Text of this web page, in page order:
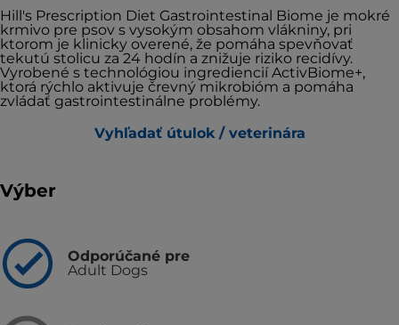
Hill's Prescription Diet Gastrointestinal Biome je mokré
krmivo pre psov s vysokým obsahom vlákniny, pri
ktorom je klinicky overené, že pomáha spevňovať
tekutú stolicu za 24 hodín a znižuje riziko recidívy.
Vyrobené s technológiou ingrediencií ActivBiome+,
ktorá rýchlo aktivuje črevný mikrobióm a pomáha
zvládať gastrointestinálne problémy.
Vyhľadať útulok / veterinára
Výber
Odporúčané pre
Adult Dogs